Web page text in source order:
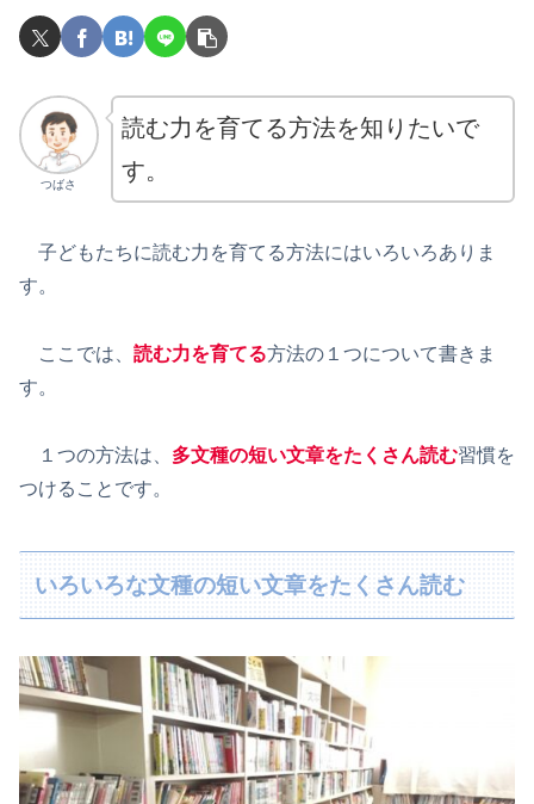
つばさ
読む力を育てる方法を知りたいで
す。
子どもたちに読む力を育てる方法にはいろいろありま
す。
ここでは、 読む力を育てる方法の１つについて書きま
す。
１つの方法は、 多文種の短い文章をたくさん読む習慣を
つけることです。
いろいろな文種の短い文章をたくさん読む